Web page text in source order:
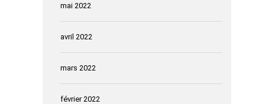
mai 2022
avril 2022
mars 2022
février 2022